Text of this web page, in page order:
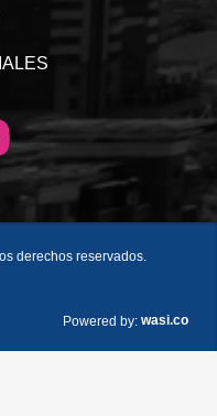
derechos reservados.
Powered by: wasi.co